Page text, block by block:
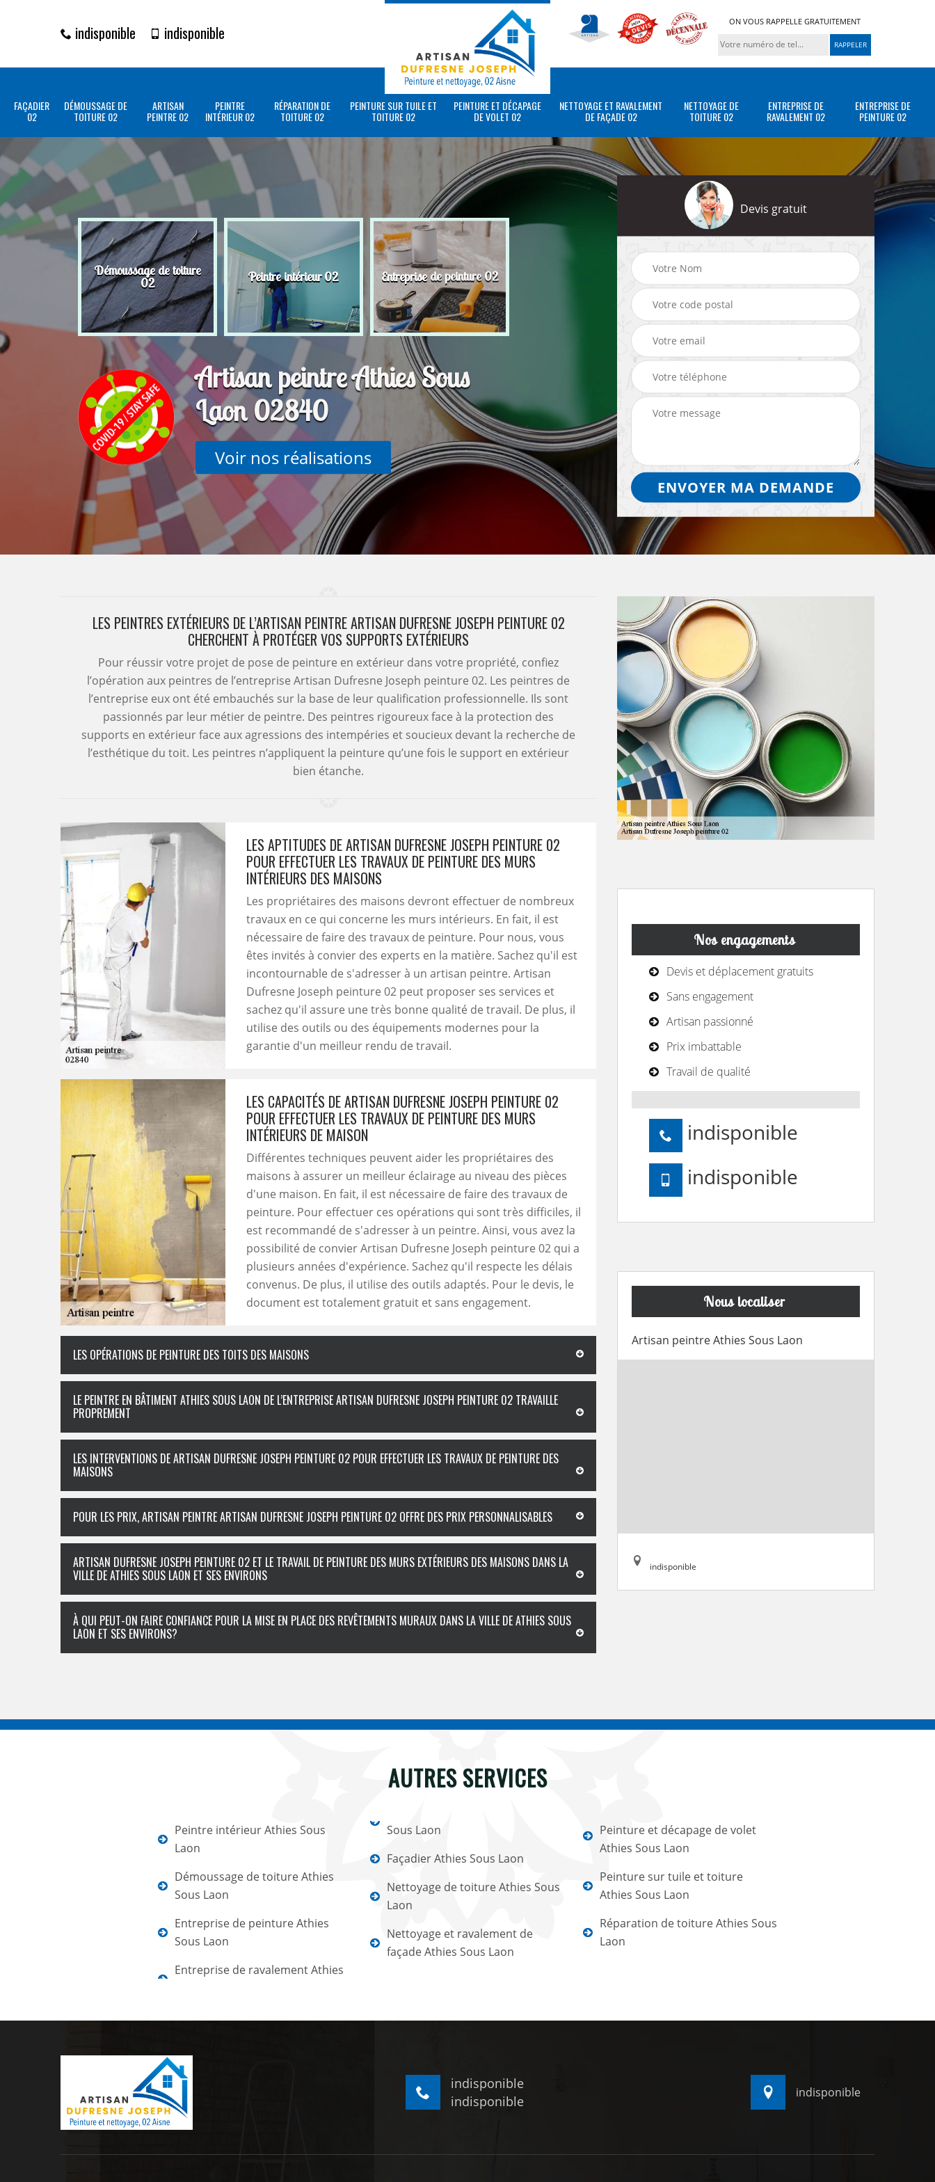
indisponible indisponible
ON VOUS RAPPELLE GRATUITEMENT
FAÇADIER
02
DÉMOUSSAGE DE
TOITURE 02
ARTISAN
PEINTRE 02
PEINTRE
INTÉRIEUR 02
RÉPARATION DE
TOITURE 02
PEINTURE SUR TUILE ET
TOITURE 02
PEINTURE ET DÉCAPAGE
DE VOLET 02
NETTOYAGE ET RAVALEMENT
DE FAÇADE 02
NETTOYAGE DE
TOITURE 02
ENTREPRISE DE
RAVALEMENT 02
ENTREPRISE DE
PEINTURE 02
Démoussage de toiture
02 Peintre intérieur 02 Entreprise de peinture 02
Artisan peintre Athies Sous
Laon 02840
Voir nos réalisations
Devis gratuit
LES PEINTRES EXTÉRIEURS DE L’ARTISAN PEINTRE ARTISAN DUFRESNE JOSEPH PEINTURE 02
CHERCHENT À PROTÉGER VOS SUPPORTS EXTÉRIEURS
Pour réussir votre projet de pose de peinture en extérieur dans votre propriété, confiez
l’opération aux peintres de l’entreprise Artisan Dufresne Joseph peinture 02. Les peintres de
l’entreprise eux ont été embauchés sur la base de leur qualification professionnelle. Ils sont
passionnés par leur métier de peintre. Des peintres rigoureux face à la protection des
supports en extérieur face aux agressions des intempéries et soucieux devant la recherche de
l’esthétique du toit. Les peintres n’appliquent la peinture qu’une fois le support en extérieur
bien étanche.
LES APTITUDES DE ARTISAN DUFRESNE JOSEPH PEINTURE 02
POUR EFFECTUER LES TRAVAUX DE PEINTURE DES MURS
INTÉRIEURS DES MAISONS
Les propriétaires des maisons devront effectuer de nombreux
travaux en ce qui concerne les murs intérieurs. En fait, il est
nécessaire de faire des travaux de peinture. Pour nous, vous
êtes invités à convier des experts en la matière. Sachez qu'il est
incontournable de s'adresser à un artisan peintre. Artisan
Dufresne Joseph peinture 02 peut proposer ses services et
sachez qu'il assure une très bonne qualité de travail. De plus, il
utilise des outils ou des équipements modernes pour la
garantie d'un meilleur rendu de travail.
LES CAPACITÉS DE ARTISAN DUFRESNE JOSEPH PEINTURE 02
POUR EFFECTUER LES TRAVAUX DE PEINTURE DES MURS
INTÉRIEURS DE MAISON
Différentes techniques peuvent aider les propriétaires des
maisons à assurer un meilleur éclairage au niveau des pièces
d'une maison. En fait, il est nécessaire de faire des travaux de
peinture. Pour effectuer ces opérations qui sont très difficiles, il
est recommandé de s'adresser à un peintre. Ainsi, vous avez la
possibilité de convier Artisan Dufresne Joseph peinture 02 qui a
plusieurs années d'expérience. Sachez qu'il respecte les délais
convenus. De plus, il utilise des outils adaptés. Pour le devis, le
document est totalement gratuit et sans engagement.
LES OPÉRATIONS DE PEINTURE DES TOITS DES MAISONS
LE PEINTRE EN BÂTIMENT ATHIES SOUS LAON DE L’ENTREPRISE ARTISAN DUFRESNE JOSEPH PEINTURE 02 TRAVAILLE
PROPREMENT
LES INTERVENTIONS DE ARTISAN DUFRESNE JOSEPH PEINTURE 02 POUR EFFECTUER LES TRAVAUX DE PEINTURE DES
MAISONS
POUR LES PRIX, ARTISAN PEINTRE ARTISAN DUFRESNE JOSEPH PEINTURE 02 OFFRE DES PRIX PERSONNALISABLES
ARTISAN DUFRESNE JOSEPH PEINTURE 02 ET LE TRAVAIL DE PEINTURE DES MURS EXTÉRIEURS DES MAISONS DANS LA
VILLE DE ATHIES SOUS LAON ET SES ENVIRONS
À QUI PEUT-ON FAIRE CONFIANCE POUR LA MISE EN PLACE DES REVÊTEMENTS MURAUX DANS LA VILLE DE ATHIES SOUS
LAON ET SES ENVIRONS?
Nos engagements
Devis et déplacement gratuits
Sans engagement
Artisan passionné
Prix imbattable
Travail de qualité
indisponible
indisponible
Nous localiser
Artisan peintre Athies Sous Laon
indisponible
AUTRES SERVICES
Peintre intérieur Athies Sous
Laon
Démoussage de toiture Athies
Sous Laon
Entreprise de peinture Athies
Sous Laon
Entreprise de ravalement Athies
Sous Laon
Façadier Athies Sous Laon
Nettoyage de toiture Athies Sous
Laon
Nettoyage et ravalement de
façade Athies Sous Laon
Peinture et décapage de volet
Athies Sous Laon
Peinture sur tuile et toiture
Athies Sous Laon
Réparation de toiture Athies Sous
Laon
indisponible
indisponible
indisponible